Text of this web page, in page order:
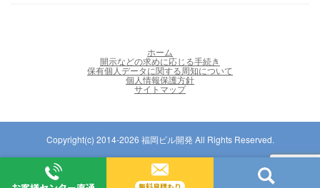
ホーム
開示などの求めに応じる手続き
保有個人データに関する周知について
個人情報保護方針
サイトマップ
Copyright(c) 2014-2026 福岡ビル開発 All Rights Reserved.
無料見積もり